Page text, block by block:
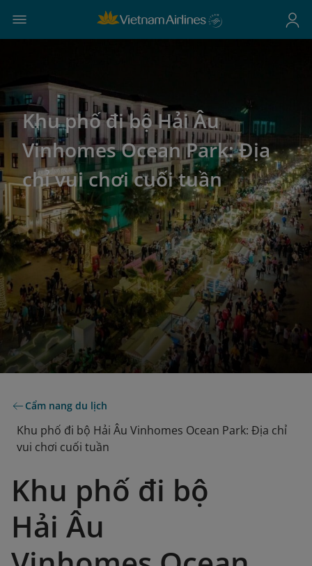
Khu phố đi bộ Hải Âu
Vinhomes Ocean Park: Địa
chỉ vui chơi cuối tuần
Cẩm nang du lịch
Khu phố đi bộ Hải Âu Vinhomes Ocean Park: Địa chỉ
vui chơi cuối tuần
Khu phố đi bộ
Hải Âu